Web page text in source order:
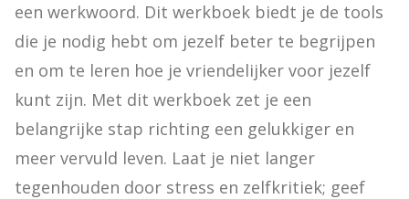
een werkwoord. Dit werkboek biedt je de tools
die je nodig hebt om jezelf beter te begrijpen
en om te leren hoe je vriendelijker voor jezelf
kunt zijn. Met dit werkboek zet je een
belangrijke stap richting een gelukkiger en
meer vervuld leven. Laat je niet langer
tegenhouden door stress en zelfkritiek; geef